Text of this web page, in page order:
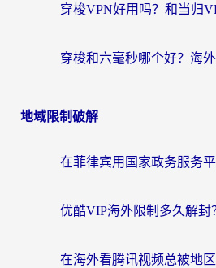
地域限制破解